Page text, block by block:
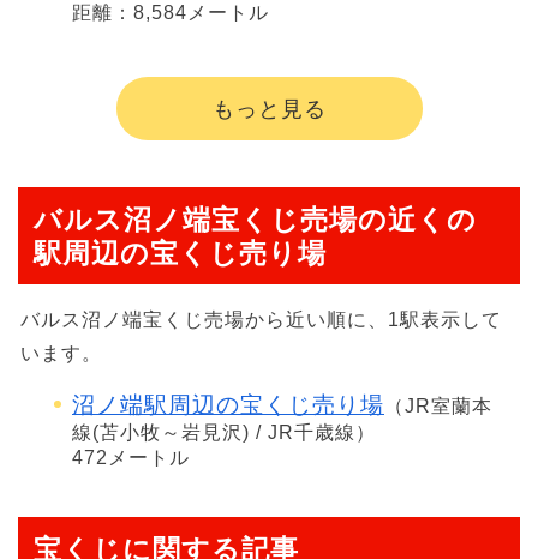
距離：8,584メートル
もっと見る
バルス沼ノ端宝くじ売場の近くの
駅周辺の宝くじ売り場
バルス沼ノ端宝くじ売場から近い順に、1駅表示して
います。
沼ノ端駅周辺の宝くじ売り場 （JR室蘭本
線(苫小牧～岩見沢) / JR千歳線）
472メートル
宝くじに関する記事